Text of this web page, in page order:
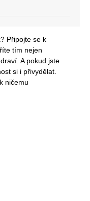
Připojte se k
tím nejen
A pokud jste
si i přivydělat.
ničemu